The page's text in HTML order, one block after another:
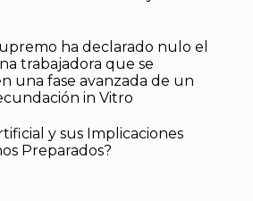
ha declarado nulo el
trabajadora que se
una fase avanzada de un
in Vitro
y sus Implicaciones
Preparados?